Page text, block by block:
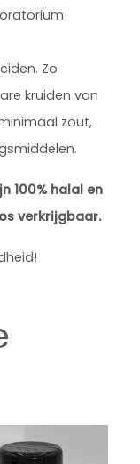
Zo
kruiden van
zout,
100% halal en
verkrijgbaar.